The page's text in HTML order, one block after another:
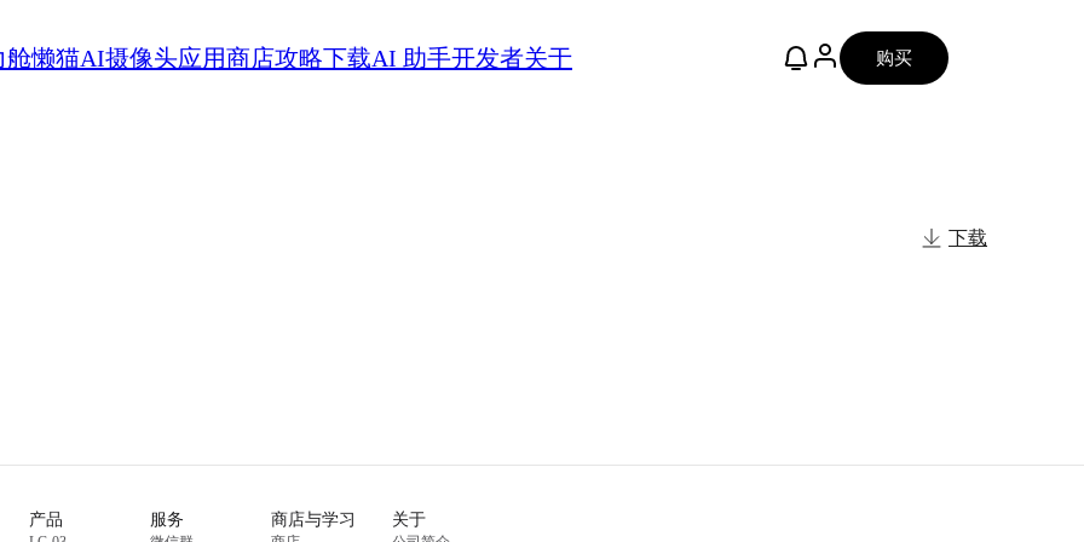
舱懒猫AI摄像头应用商店攻略下载AI 助手开发者关于 购买
下载
产品 服务 商店与学习 关于